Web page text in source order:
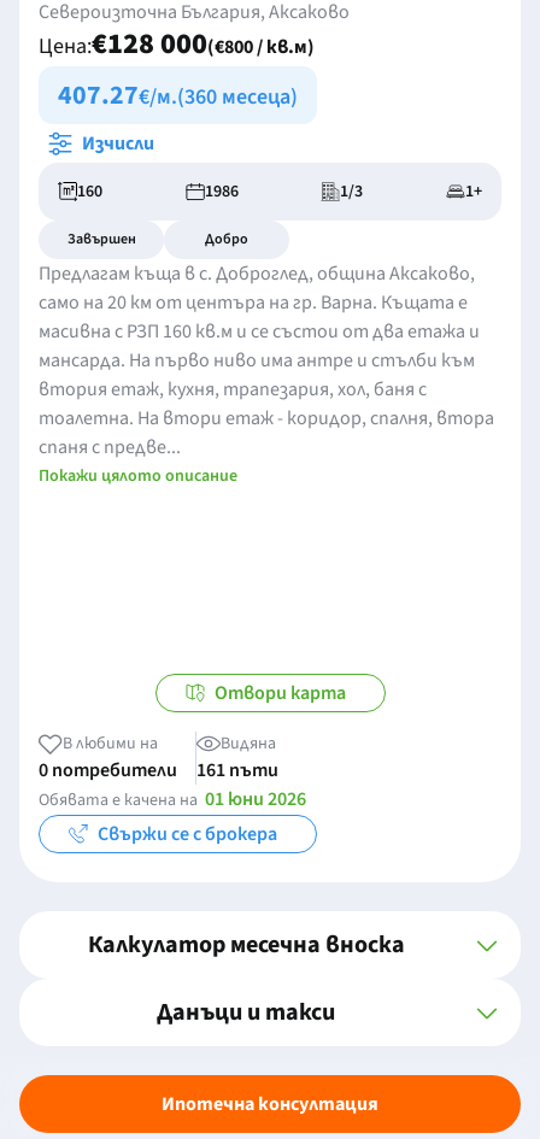
Североизточна България, Аксаково
Цена:€128 000(€800 / кв.м)
407.27€/м.(360 месеца)
Изчисли
160 1986 1/3 1+
Завършен Добро
Предлагам къща в с. Доброглед, община Аксаково,
само на 20 км от центъра на гр. Варна. Къщата е
масивна с РЗП 160 кв.м и се състои от два етажа и
мансарда. На първо ниво има антре и стълби към
втория етаж, кухня, трапезария, хол, баня с
тоалетна. На втори етаж - коридор, спалня, втора
спаня с предве...
Покажи цялото описание
Отвори карта
В любими на
0 потребители
Видяна
161 пъти
Обявата е качена на 01 юни 2026
Свържи се с брокера
Калкулатор месечна вноска
Данъци и такси
Ипотечна консултация